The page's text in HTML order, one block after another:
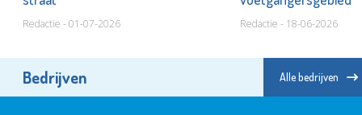
Redactie - 01-07-2026 Redactie - 18-06-2026
Bedrijven Alle bedrijven